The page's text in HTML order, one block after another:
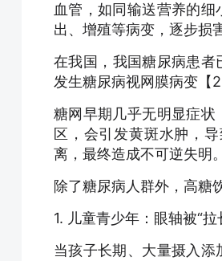
血管，如同输送营养的
出、增殖等病变，逐步损
在我国，我国糖尿病患者
发生糖尿病视网膜病变【
糖网早期几乎无明显症
区，会引发黄斑水肿，
离，最终造成不可逆失明。
除了糖尿病人群外，高糖
1. 儿童青少年：眼轴被“拉
当孩子长期、大量摄入